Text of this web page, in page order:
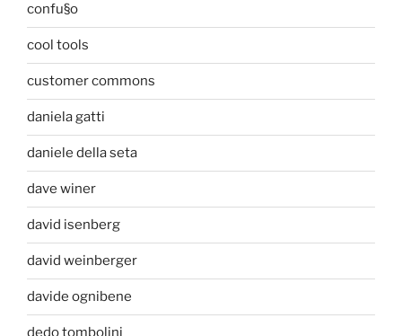
confu§o
cool tools
customer commons
daniela gatti
daniele della seta
dave winer
david isenberg
david weinberger
davide ognibene
dedo tombolini